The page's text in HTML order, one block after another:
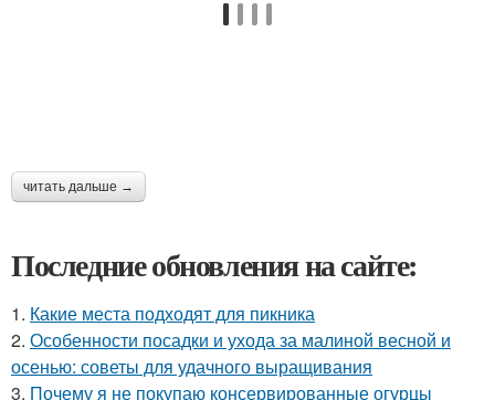
читать дальше →
Последние обновления на сайте:
1. Какие места подходят для пикника
2. Особенности посадки и ухода за малиной весной и
осенью: советы для удачного выращивания
3. Почему я не покупаю консервированные огурцы